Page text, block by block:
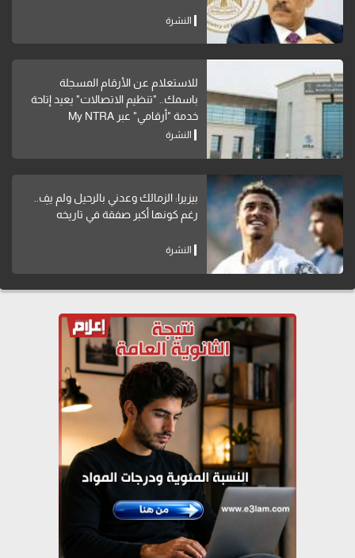
النشرة
للاستعلام عن الأرقام المسجلة
باسمك.. "تنظيم الاتصالات" يعيد إتاحة
خدمة "أرقامي" عبر My NTRA
النشرة
بيزيرا: الزمالك وعدني بالرحيل ولم يفِ..
رغم كونها أكبر صفقة في تاريخه
النشرة